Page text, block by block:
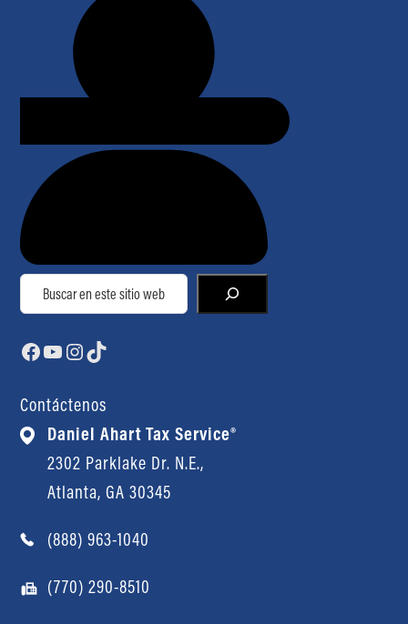
Buscar
Facebook
YouTube
Instagram
TikTok
Contáctenos
Daniel Ahart Tax Service®
2302 Parklake Dr. N.E.,
Atlanta, GA 30345
(888) 963-1040
(770) 290-8510